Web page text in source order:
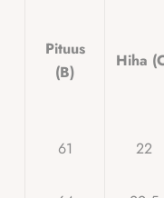
Pituus
(B)
Hiha
61 22